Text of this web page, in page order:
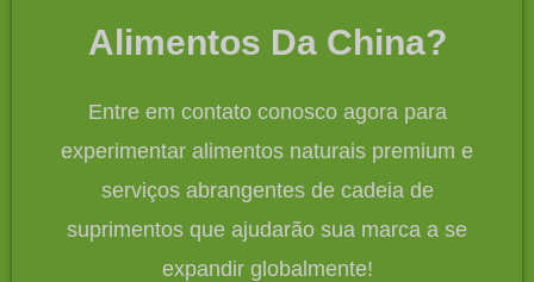
Alimentos Da China?
Entre em contato conosco agora para
experimentar alimentos naturais premium e
serviços abrangentes de cadeia de
suprimentos que ajudarão sua marca a se
expandir globalmente!